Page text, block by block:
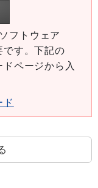
フトウェア
です。下記の
ページから入
ド